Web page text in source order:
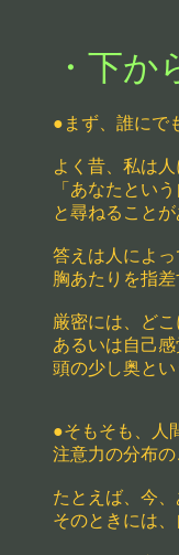
・下か
●まず、誰にで
よく昔、私は人
「あなたとい
と尋ねることが
答えは人によっ
胸あたりを指
厳密には、ど
あるいは自己
頭の少し奥とい
●そもそも、人
注意力の分布
たとえば、今、
そのときには